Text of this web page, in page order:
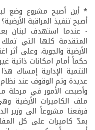
* أين أصبح مشروع وضع
أصبح تنفيذ المراقبة الأرضية؟
- عندما استهدف لبنان
المتقدمة كلها التي
الأرضية والجوية. وعلى أثر
حكماً أمام امكانات ذاتية
التنمية الإدارية إمساك
عديدة وتم الوقوف عند نظام
وأصبحت الأمور في مرحلة
ملف الكاميرات الأرضية
فرفعنا مشروعاً الى وزير
بمدّ كاميرات على كل